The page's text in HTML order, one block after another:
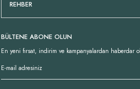
REHBER
BÜLTENE ABONE OLUN
En yeni fırsat, indirim ve kampanyalardan haberdar